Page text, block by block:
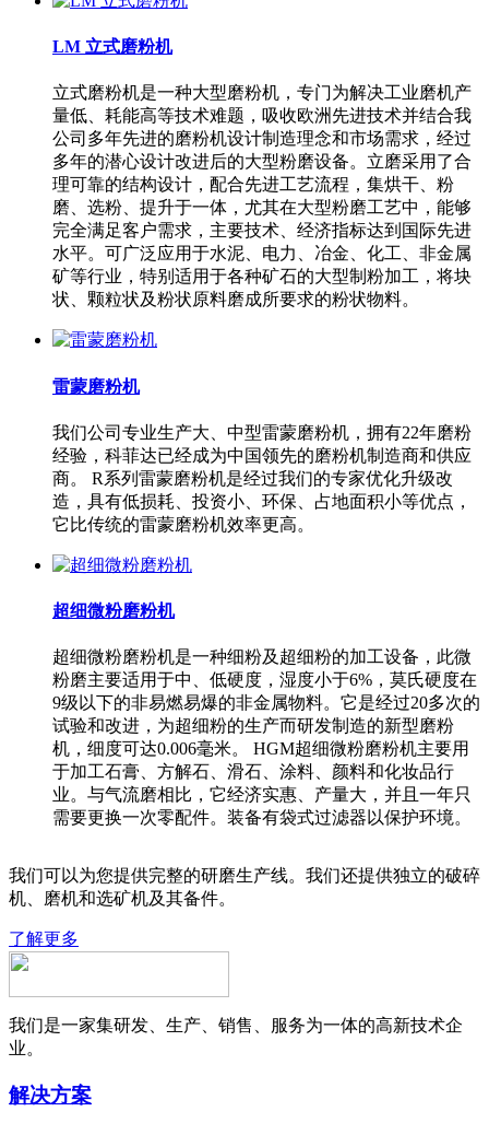
LM 立式磨粉机
立式磨粉机是一种大型磨粉机，专门为解决工业磨机产
量低、耗能高等技术难题，吸收欧洲先进技术并结合我
公司多年先进的磨粉机设计制造理念和市场需求，经过
多年的潜心设计改进后的大型粉磨设备。立磨采用了合
理可靠的结构设计，配合先进工艺流程，集烘干、粉
磨、选粉、提升于一体，尤其在大型粉磨工艺中，能够
完全满足客户需求，主要技术、经济指标达到国际先进
水平。可广泛应用于水泥、电力、冶金、化工、非金属
矿等行业，特别适用于各种矿石的大型制粉加工，将块
状、颗粒状及粉状原料磨成所要求的粉状物料。
雷蒙磨粉机
我们公司专业生产大、中型雷蒙磨粉机，拥有22年磨粉
经验，科菲达已经成为中国领先的磨粉机制造商和供应
商。 R系列雷蒙磨粉机是经过我们的专家优化升级改
造，具有低损耗、投资小、环保、占地面积小等优点，
它比传统的雷蒙磨粉机效率更高。
超细微粉磨粉机
超细微粉磨粉机是一种细粉及超细粉的加工设备，此微
粉磨主要适用于中、低硬度，湿度小于6%，莫氏硬度在
9级以下的非易燃易爆的非金属物料。它是经过20多次的
试验和改进，为超细粉的生产而研发制造的新型磨粉
机，细度可达0.006毫米。 HGM超细微粉磨粉机主要用
于加工石膏、方解石、滑石、涂料、颜料和化妆品行
业。与气流磨相比，它经济实惠、产量大，并且一年只
需要更换一次零配件。装备有袋式过滤器以保护环境。
我们可以为您提供完整的研磨生产线。我们还提供独立的破碎
机、磨机和选矿机及其备件。
了解更多
我们是一家集研发、生产、销售、服务为一体的高新技术企
业。
解决方案